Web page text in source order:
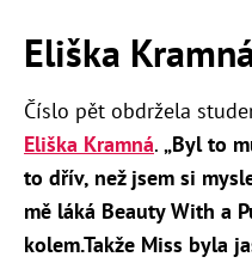
Eliška
Číslo pět obdržela
Eliška Kramná. „Byl to
to dřív, než jsem si
mě láká Beauty With a
kolem.Takže Miss byla